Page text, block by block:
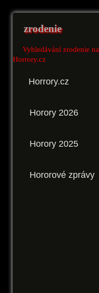
zrodenie
Vyhledávání zrodenie na
Horrory.cz
Horrory.cz
Horory 2026
Horory 2025
Hororové zprávy